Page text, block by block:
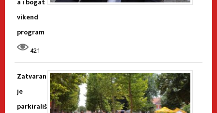
a i bogat
vikend
program
421
Zatvaran
je
parkirališ